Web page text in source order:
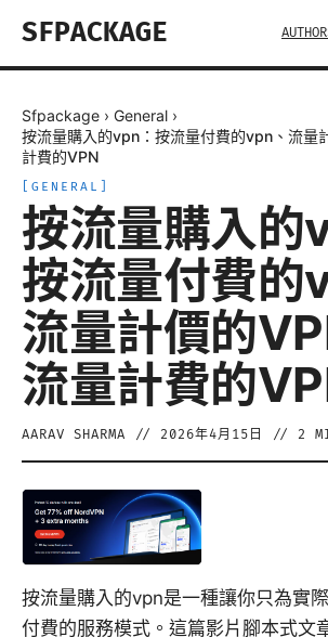
SFPACKAGE
Sfpackage › General ›
按流量購入的vpn：按流量付費的vpn、流量
計費的VPN
GENERAL
按流量購入的
按流量付費的
流量計價的
流量計費的
AARAV SHARMA // 2026年4月15日 // 2
按流量購入的vpn是一種讓你只為實
付費的服務模式。這篇影片腳本式文